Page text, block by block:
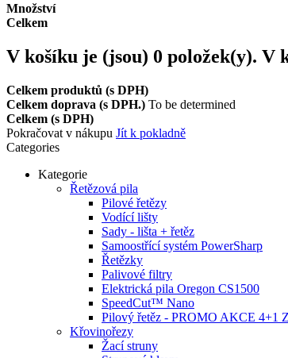
Množství
Celkem
V košíku je (jsou) 0 položek(y). V
Celkem produktů (s DPH)
Celkem doprava (s DPH.) To be determined
Celkem (s DPH)
Pokračovat v nákupu Jít k pokladně
Categories
Kategorie
Řetězová pila
Pilové řetězy
Vodící lišty
Sady - lišta + řetěz
Samoostřící systém PowerSharp
Řetězky
Palivové filtry
Elektrická pila Oregon CS1500
SpeedCut™ Nano
Pilový řetěz - PROMO AKCE 4+1
Křovinořezy
Žací struny